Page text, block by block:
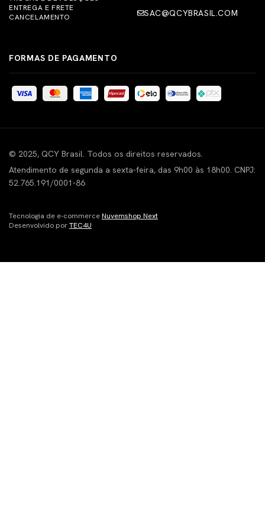
ENTREGA E FRETE
CANCELAMENTO
SAC@QCYBRASIL.COM
FORMAS DE PAGAMENTO
© 2025, QCY Brasil. Todos os direitos reservados.
Atendimento de segunda a sexta-feira, das 9h00 às 18h00. CNPJ:
52.765.191/0001-86
Tecnologia de e-commerceNuvemshop Next
Desenvolvido porTEC4U